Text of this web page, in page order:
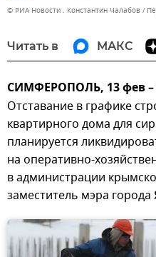
© РИА Новости . Константин Чалабов
Читать в МАКС
СИМФЕРОПОЛЬ, 13 фев
Отставание в графике
квартирного дома для
планируется
на оперативно-
в администрации
заместитель мэра города